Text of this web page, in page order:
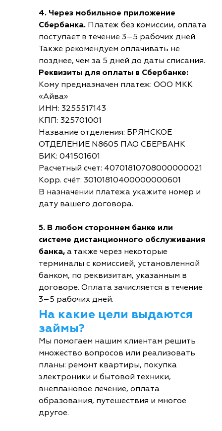
4. Через мобильное приложение
Сбербанка. Платеж без комиссии, оплата
поступает в течение 3–5 рабочих дней.
Также рекомендуем оплачивать не
позднее, чем за 5 дней до даты списания.
Реквизиты для оплаты в Сбербанке:
Кому предназначен платеж: ООО МКК
«Айва»
ИНН: 3255517143
КПП: 325701001
Название отделения: БРЯНСКОЕ
ОТДЕЛЕНИЕ N8605 ПАО СБЕРБАНК
БИК: 041501601
Расчетный счет: 40701810708000000021
Корр. счёт: 30101810400000000601
В назначении платежа укажите номер и
дату вашего договора.
5. В любом стороннем банке или
системе дистанционного обслуживания
банка, а также через некоторые
терминалы с комиссией, установленной
банком, по реквизитам, указанным в
договоре. Оплата зачисляется в течение
3–5 рабочих дней.
На какие цели выдаются
займы?
Мы помогаем нашим клиентам решить
множество вопросов или реализовать
планы: ремонт квартиры, покупка
электроники и бытовой техники,
внеплановое лечение, оплата
образования, путешествия и многое
другое.